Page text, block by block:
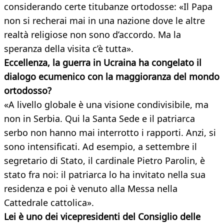
considerando certe titubanze ortodosse: «Il Papa
non si recherai mai in una nazione dove le altre
realtà religiose non sono d’accordo. Ma la
speranza della visita c’è tutta».
Eccellenza, la guerra in Ucraina ha congelato il
dialogo ecumenico con la maggioranza del mondo
ortodosso?
«A livello globale è una visione condivisibile, ma
non in Serbia. Qui la Santa Sede e il patriarca
serbo non hanno mai interrotto i rapporti. Anzi, si
sono intensificati. Ad esempio, a settembre il
segretario di Stato, il cardinale Pietro Parolin, è
stato fra noi: il patriarca lo ha invitato nella sua
residenza e poi è venuto alla Messa nella
Cattedrale cattolica».
Lei è uno dei vicepresidenti del Consiglio delle